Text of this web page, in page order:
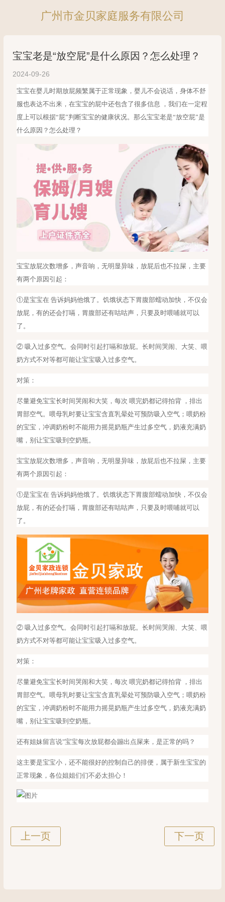
广州市金贝家庭服务有限公司
宝宝老是“放空屁”是什么原因？怎么处理？
2024-09-26
宝宝在婴儿时期放屁频繁属于正常现象，婴儿不会说话，身体不舒
服也表达不出来，在宝宝的屁中还包含了很多信息
，我们在一定程
度上可以根据“屁”判断宝宝的健康状况。那么宝宝老是“放空屁”是
什么原因？怎么处理？
宝宝放屁次数增多，声音响，无明显异味，放屁后也不拉屎，主要
有两个原因引起：
①是宝宝在 告诉妈妈他饿了。饥饿状态下胃腹部蠕动加快，不仅会
放屁，有的还会打嗝，胃腹部还有咕咕声，只要及时喂哺就可以
了。
② 吸入过多空气。会同时引起打嗝和放屁。长时间哭闹、大笑、喂
奶方式不对等都可能让宝宝吸入过多空气。
对策：
尽量避免宝宝长时间哭闹和大笑，每次 喂完奶都记得拍背 ，排出
胃部空气。喂母乳时要让宝宝含直乳晕处可预防吸入空气；喂奶粉
的宝宝，冲调奶粉时不能用力摇晃奶瓶产生过多空气，奶液充满奶
嘴，别让宝宝吸到空奶瓶。
宝宝放屁次数增多，声音响，无明显异味，放屁后也不拉屎，主要
有两个原因引起：
①是宝宝在 告诉妈妈他饿了。饥饿状态下胃腹部蠕动加快，不仅会
放屁，有的还会打嗝，胃腹部还有咕咕声，只要及时喂哺就可以
了。
② 吸入过多空气。会同时引起打嗝和放屁。长时间哭闹、大笑、喂
奶方式不对等都可能让宝宝吸入过多空气。
对策：
尽量避免宝宝长时间哭闹和大笑，每次 喂完奶都记得拍背 ，排出
胃部空气。喂母乳时要让宝宝含直乳晕处可预防吸入空气；喂奶粉
的宝宝，冲调奶粉时不能用力摇晃奶瓶产生过多空气，奶液充满奶
嘴，别让宝宝吸到空奶瓶。
还有姐妹留言说"宝宝每次放屁都会蹦出点屎来，是正常的吗？
这主要是宝宝小，还不能很好的控制自己的排便，属于新生宝宝的
正常现象，各位姐姐们们不必太担心！